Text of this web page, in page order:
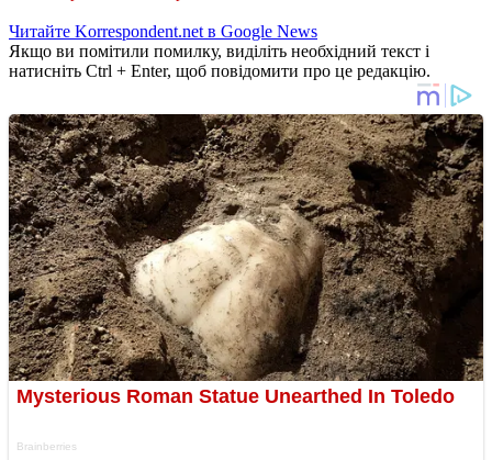
Читайте Korrespondent.net в Google News
Якщо ви помітили помилку, виділіть необхідний текст і
натисніть Ctrl + Enter, щоб повідомити про це редакцію.